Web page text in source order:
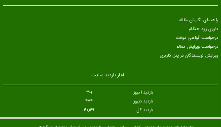
راهنمای نگارش مقاله
داوری زود هنگام
درخواست گواهی موقت
درخواست ویرایش مقاله
ویرایش نویسندگان در پنل کاربری
آمار بازدید سایت
بازدید امروز
301
بازدید دیروز
474
بازدید کل
40,169